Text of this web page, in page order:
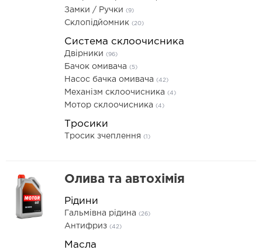
Замки / Ручки (9)
Склопідйомник (20)
Система склоочисника
Двірники (96)
Бачок омивача (5)
Насос бачка омивача (42)
Механізм склоочисника (4)
Мотор склоочисника (4)
Тросики
Тросик зчеплення (1)
Олива та автохімія
Рідини
Гальмівна рідина (26)
Антифриз (42)
Масла